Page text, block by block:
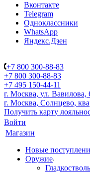
Вконтакте
Telegram
Одноклассники
WhatsApp
Яндекс.Дзен
+7 800 300-88-83
+7 800 300-88-83
+7 495 150-44-11
г. Москва, ул. Вавилова,
г. Москва, Солнцево,
Получить карту
Войти
Магазин
Новые
Оружие